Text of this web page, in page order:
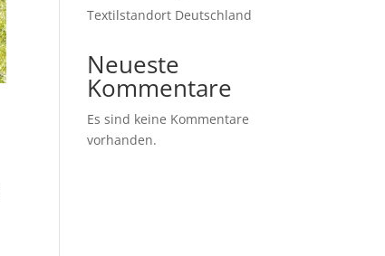
Textilstandort Deutschland
Neueste
Kommentare
Es sind keine Kommentare
vorhanden.